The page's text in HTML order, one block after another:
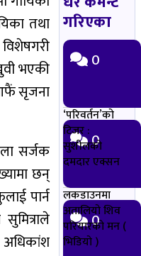
तथा
भएकी
सृजना
सर्जक
छन्
पार्न
गरिएका
0
‘परिवर्तन’को
टिजर :
सुशीलको
दमदार एक्सन
0
लकडाउनमा
अतालियो शिव
परियारको मन (
भिडियो )
0